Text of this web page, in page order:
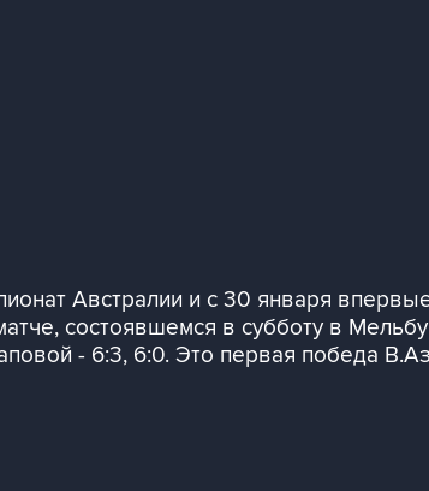
Австралии и с 30 января
состоявшемся в субботу в
- 6:3, 6:0. Это первая победа